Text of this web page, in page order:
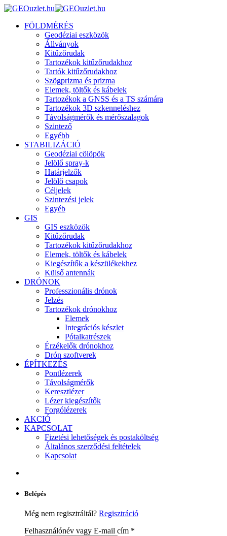
FÖLDMÉRÉS
Geodéziai eszközök
Állványok
Kitűzőrudak
Tartozékok kitűzőrudakhoz
Tartók kitűzőrudakhoz
Szögprizma és prizma
Elemek, töltők és kábelek
Tartozékok a GNSS és a TS számára
Tartozékok 3D szkenneléshez
Távolságmérők és mérőszalagok
Szintező
Egyébb
STABILIZÁCIÓ
Geodéziai cölöpök
Jelölő spray-k
Határjelzők
Jelölő csapok
Céljelek
Szintezési jelek
Egyéb
GIS
GIS eszközök
Kitűzőrudak
Tartozékok kitűzőrudakhoz
Elemek, töltők és kábelek
Kiegészítők a készülékekhez
Külső antennák
DRÓNOK
Professzionális drónok
Jelzés
Tartozékok drónokhoz
Elemek
Integrációs készlet
Pótalkatrészek
Érzékelők drónokhoz
Drón szoftverek
ÉPÍTKEZÉS
Pontlézerek
Távolságmérők
Keresztlézer
Lézer kiegészítők
Forgólézerek
AKCIÓ
KAPCSOLAT
Fizetési lehetőségek és postaköltség
Általános szerződési feltételek
Kapcsolat
Belépés
Még nem regisztráltál? Regisztráció
Felhasználónév vagy E-mail cím *